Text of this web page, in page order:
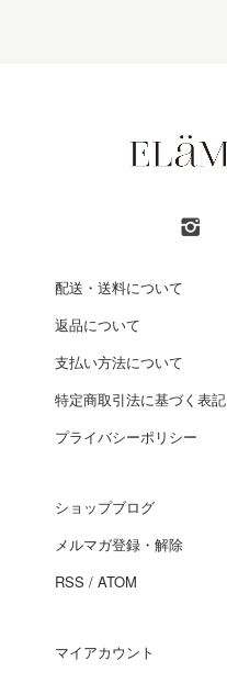
配送・送料について
返品について
支払い方法について
特定商取引法に基づく表記
プライバシーポリシー
ショップブログ
メルマガ登録・解除
RSS / ATOM
マイアカウント